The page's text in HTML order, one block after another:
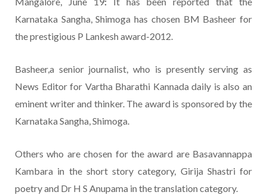
Karnataka Sangha, Shimoga has chosen BM Basheer for
the prestigious P Lankesh award-2012.
Basheer,a senior journalist, who is presently serving as
News Editor for Vartha Bharathi Kannada daily is also an
eminent writer and thinker. The award is sponsored by the
Karnataka Sangha, Shimoga.
Others who are chosen for the award are Basavannappa
Kambara in the short story category, Girija Shastri for
poetry and Dr H S Anupama in the translation category.